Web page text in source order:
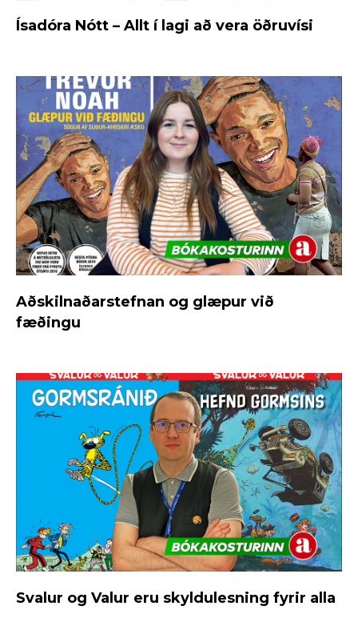
Ísadóra Nótt – Allt í lagi að vera öðruvísi
Aðskilnaðarstefnan og glæpur við
fæðingu
Svalur og Valur eru skyldulesning fyrir alla